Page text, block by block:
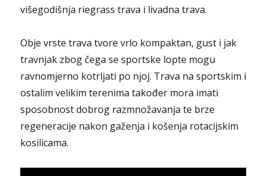
višegodišnja riegrass trava i livadna trava.
Obje vrste trava tvore vrlo kompaktan, gust i jak
travnjak zbog čega se sportske lopte mogu
ravnomjerno kotrljati po njoj. Trava na sportskim i
ostalim velikim terenima također mora imati
sposobnost dobrog razmnožavanja te brze
regeneracije nakon gaženja i košenja rotacijskim
kosilicama.